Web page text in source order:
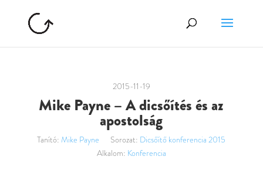
2015-11-19
Mike Payne – A dicsőítés és az
apostolság
Tanító: Mike Payne Sorozat: Dicsőítő konferencia 2015
Alkalom: Konferencia